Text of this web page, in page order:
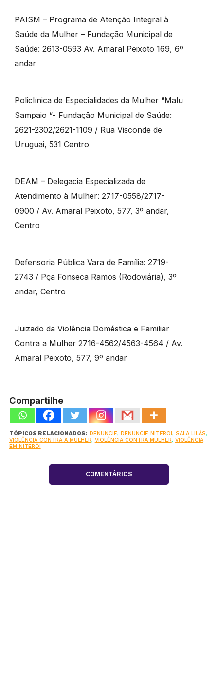
PAISM – Programa de Atenção Integral à
Saúde da Mulher – Fundação Municipal de
Saúde: 2613-0593 Av. Amaral Peixoto 169, 6º
andar
Policlínica de Especialidades da Mulher “Malu
Sampaio “- Fundação Municipal de Saúde:
2621-2302/2621-1109 / Rua Visconde de
Uruguai, 531 Centro
DEAM – Delegacia Especializada de
Atendimento à Mulher: 2717-0558/2717-
0900 / Av. Amaral Peixoto, 577, 3º andar,
Centro
Defensoria Pública Vara de Família: 2719-
2743 / Pça Fonseca Ramos (Rodoviária), 3º
andar, Centro
Juizado da Violência Doméstica e Familiar
Contra a Mulher 2716-4562/4563-4564 / Av.
Amaral Peixoto, 577, 9º andar
Compartilhe
TÓPICOS RELACIONADOS: DENUNCIE, DENUNCIE NITEROI, SALA LILÁS,
VIOLÊNCIA CONTRA A MULHER, VIOLÊNCIA CONTRA MULHER, VIOLÊNCIA
EM NITERÓI
COMENTÁRIOS